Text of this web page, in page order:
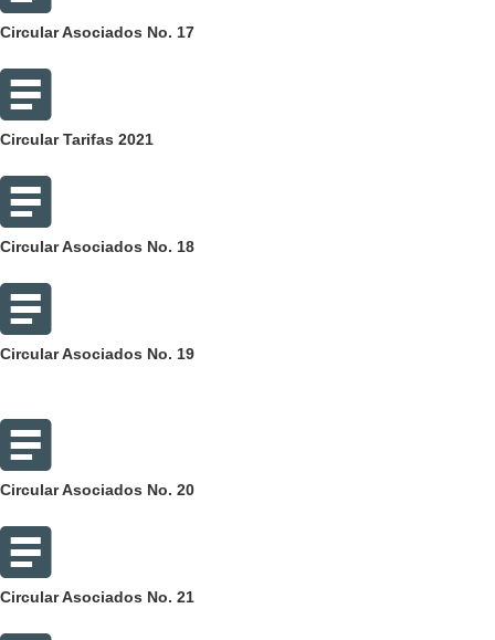
Circular Asociados No. 17
Circular Tarifas 2021
Circular Asociados No. 18
Circular Asociados No. 19
Circular Asociados No. 20
Circular Asociados No. 21